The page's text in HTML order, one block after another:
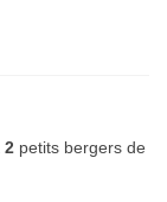
2 petits bergers de